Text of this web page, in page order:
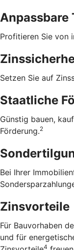
Anpassbare
Profitieren Sie von
Setzen Sie auf
Staatliche
Günstig bauen,
Förderung.2
Bei Ihrer
Zinsvorteile
Für Bauvorhaben
und für
4